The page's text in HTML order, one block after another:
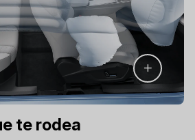
te rodea